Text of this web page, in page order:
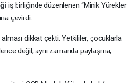
iş birliğinde düzenlenen “Minik Yürekler
çevirdi.
dikkat çekti. Yetkililer, çocuklarla
değil, aynı zamanda paylaşma,